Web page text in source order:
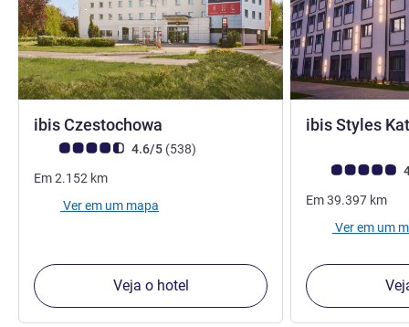
ibis Czestochowa
Nota clientes Avis (Classificação ALL)
4.6/5 (538comentários
)
Em2.152 km
Ver em um mapa
Veja o hotel
ibis Styles
Nota clientes
Em39.397 km
Ver em um